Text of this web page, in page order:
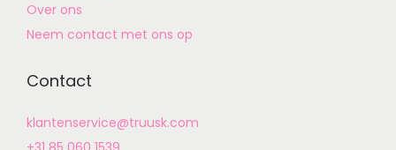
Over ons
Neem contact met ons op
Contact
klantenservice@truusk.com